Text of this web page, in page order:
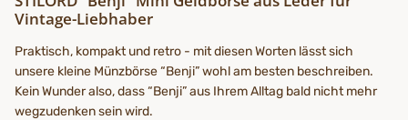
Vintage-Liebhaber
Praktisch, kompakt und retro - mit diesen Worten lässt sich
unsere kleine Münzbörse “Benji” wohl am besten beschreiben.
Kein Wunder also, dass “Benji” aus Ihrem Alltag bald nicht mehr
wegzudenken sein wird.